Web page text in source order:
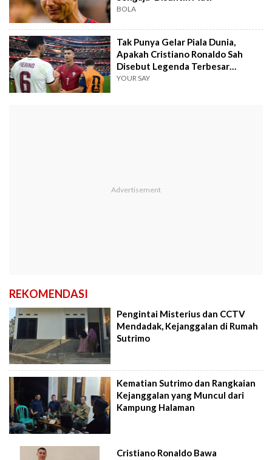
BOLA
Tak Punya Gelar Piala Dunia,
Apakah Cristiano Ronaldo Sah
Disebut Legenda Terbesar
Portugal?
YOUR SAY
REKOMENDASI
Pengintai Misterius dan CCTV
Mendadak, Kejanggalan di Rumah
Sutrimo
Kematian Sutrimo dan Rangkaian
Kejanggalan yang Muncul dari
Kampung Halaman
Cristiano Ronaldo Bawa